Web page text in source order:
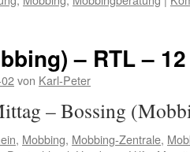
– RTL –
von Karl-Peter
– Bossing
, Mobbing, Mobbing-Zentrale,